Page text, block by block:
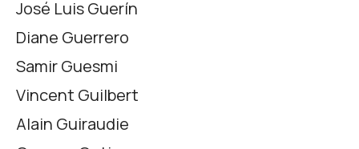
José Luis Guerín
Diane Guerrero
Samir Guesmi
Vincent Guilbert
Alain Guiraudie